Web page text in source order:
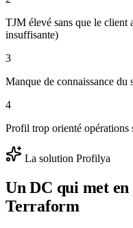
TJM élevé sans que le
insuffisante)
3
Manque de connaissance du
4
Profil trop orienté opérations
La solution Profilya
Un DC qui met
Terraform